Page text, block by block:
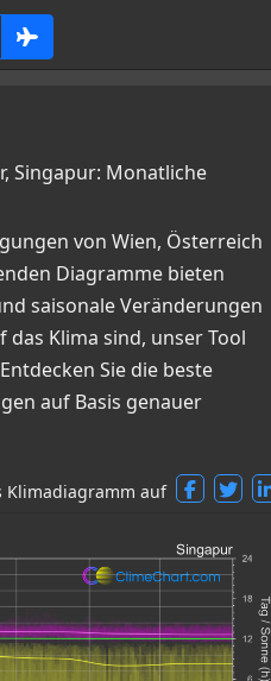
Singapur: Monatliche
von Wien, Österreich
Diagramme bieten
saisonale Veränderungen
das Klima sind, unser Tool
Sie die beste
auf Basis genauer
Klimadiagramm auf